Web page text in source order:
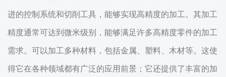
进的控制系统和切削工具，能够实现高精度的加工。其加工
精度通常可达到微米级别，能够满足许多高精度零件的加工
需求。可以加工多种材料，包括金属、塑料、木材等。这使
得它在各种领域都有广泛的应用前景；它还提供了丰富的加